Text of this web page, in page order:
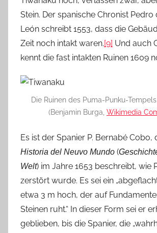
Stein. Der spanische Chronist Pedro
León schreibt 1553, dass die
Zeit noch intakt waren.[9] Und auch
kennt die fast intakten Ruinen 1609
Die Ruinen des Puma-Punku-
(Benjamin Burga, Wikimedia
Es ist der Spanier P. Bernabé Cobo,
Historia del Neuvo Mundo (
Welt) im Jahre 1653 beschreibt, wie
zerstört wurde. Es sei ein
etwa 3 m hoch, der auf
Steinen ruht.“ In dieser Form sei er
geblieben, bis die Spanier, die